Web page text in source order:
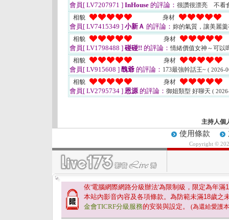
會員[ LV7207971 ] InHouse 的評論： 很讚很漂亮 不看
相貌
身材
會員[ LV7415349 ] 小新Ａ 的評論： 妳的氣質，讓美麗
相貌
身材
會員[ LV1798488 ] 碰碰!! 的評論：情緒價值女神～可以
相貌
身材
會員[ LV915608 ] 醜爺 的評論： 173最強幹話王~ ( 2026-
相貌 身材
會員[ LV2795734 ] 恩源的評論： 御姐類型 好聊天 (
主持人個
使用條款
Copyright ©
依'電腦網際網路分級辦法'為限制級，限定為年滿
本站內影音內容及各項條款。為防範未滿18歲之
金會TICRF分級服務的安裝與設定。 (為還給愛護